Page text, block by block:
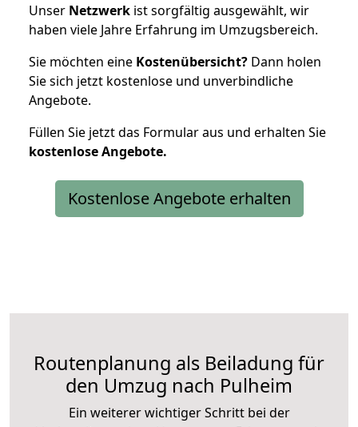
Unser Netzwerk ist sorgfältig ausgewählt, wir
haben viele Jahre Erfahrung im Umzugsbereich.
Sie möchten eine Kostenübersicht? Dann holen
Sie sich jetzt kostenlose und unverbindliche
Angebote.
Füllen Sie jetzt das Formular aus und erhalten Sie
kostenloseAngebote.
Kostenlose Angebote erhalten
Routenplanung als Beiladung für
den Umzug nach Pulheim
Ein weiterer wichtiger Schritt bei der